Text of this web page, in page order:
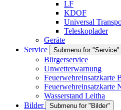
LF
KDOF
Universal
Teleskoplader
Geräte
Service
Submenu for "Service"
Bürgerservice
Unwetterwarnung
Feuerwehreinsatzkarte
Feuerwehreinsatzkarte
Wasserstand Leitha
Bilder
Submenu for "Bilder"